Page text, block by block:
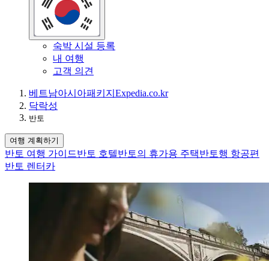
숙박 시설 등록
내 여행
고객 의견
베트남아시아패키지 Expedia.co.kr
닥락성
반토
여행 계획하기
반토 여행 가이드반토 호텔반토의 휴가용 주택반토행 항공편
반토 렌터카